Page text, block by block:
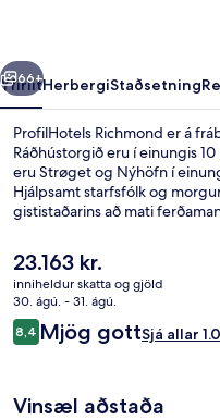
Næsta
66+
YfirlitHerbergiStaðsetning
ProfilHotels Richmond er á
Ráðhústorgið eru í einungis
eru Strøget og Nýhöfn í
Hjálpsamt starfsfólk og
gististaðarins að mati
lestarstöðin er í 4 mínútna
lestarstöðin í 8 mínútna.
Núverandi
verð
er
23.163 kr.
23.163 kr.
inniheldur skatta og gjöld
30. ágú. - 31. ágú.
Umsagnir
8,48,4 af 10
Mjög gottSjá allar
Vinsæl aðstaða